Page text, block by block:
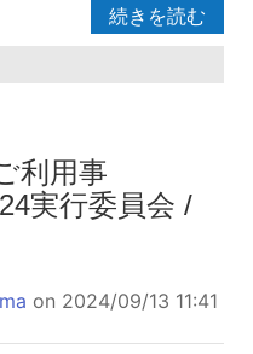
続きを読む
利用事
実行委員会 /
on 2024/09/13 11:41